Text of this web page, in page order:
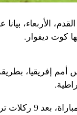
كوت ديفوار.
إفريقيا،
وخسر